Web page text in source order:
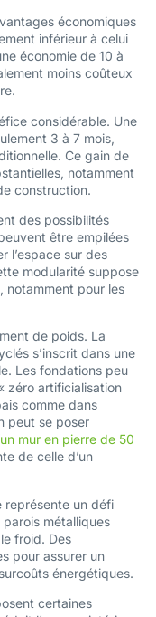
économiques
inférieur à celui
économie de 10 à
moins coûteux
considérable. Une
3 à 7 mois,
Ce gain de
notamment
construction.
des possibilités
être empilées
l’espace sur des
modularité suppose
notamment pour les
de poids. La
s’inscrit dans une
Les fondations peu
zéro artificialisation
comme dans
peut se poser
mur en pierre de 50
de celle d’un
représente un défi
métalliques
froid. Des
pour assurer un
énergétiques.
certaines